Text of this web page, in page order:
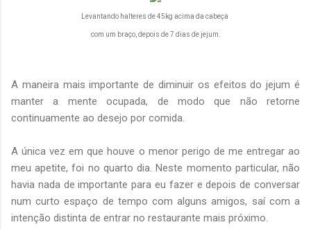
Levantando halteres de 45kg acima da cabeça
com um braço, depois de 7 dias de jejum.
A maneira mais importante de diminuir os efeitos do jejum é
manter a mente ocupada, de modo que não retorne
continuamente ao desejo por comida.
A única vez em que houve o menor perigo de me entregar ao
meu apetite, foi no quarto dia. Neste momento particular, não
havia nada de importante para eu fazer e depois de conversar
num curto espaço de tempo com alguns amigos, saí com a
intenção distinta de entrar no restaurante mais próximo.